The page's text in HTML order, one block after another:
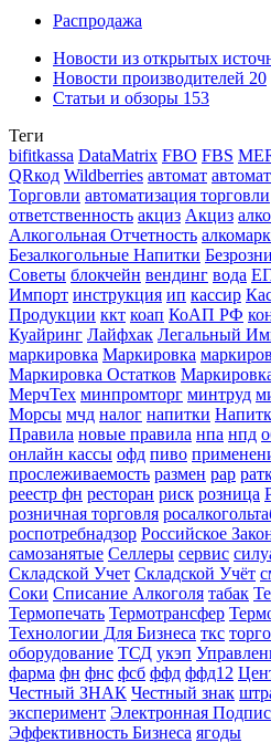
Распродажа
Новости из открытых
Новости производителей 20
Статьи и обзоры 153
Теги
bifitkassa DataMatrix FBO FBS
QRкод Wildberries автомат
Торговли автоматизация торговли
ответственность акциз Акциз
Алкогольная Отчетность
Безалкогольные Напитки
Советы блокчейн вендинг вода
Импорт инструкция ип кассир
Продукции ккт коап КоАП РФ
Куайринг Лайфхак Легальный
маркировка Маркировка
Маркировка Остатков
МерчТех минпромторг минтруд
Морсы мчд налог напитки
Правила новые правила нпа нпд
онлайн кассы офд пиво
прослеживаемость размен рар
реестр фн ресторан риск розница
розничная торговля
роспотребнадзор Российское
самозанятые Селлеры сервис
Складской Учет Складской Учёт
Соки Списание Алкоголя табак
Термопечать Термотрансфер
Технологии Для Бизнеса ткс
оборудование ТСД укэп
фарма фн фнс фсб ффд ффд12
Честный ЗНАК Честный знак
эксперимент Электронная
Эффективность Бизнеса ягоды